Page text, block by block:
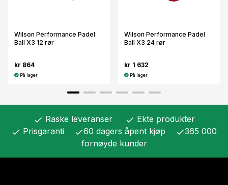
Wilson Performance Padel
Ball X3 12 rør
kr 864
På lager
Wilson Performance Padel
Ball X3 24 rør
kr 1 632
På lager
check Raske leveranser check Ekte produkter
check Prisgaranti check60 dagers åpent kjøp check365 000
fornøyde kunder